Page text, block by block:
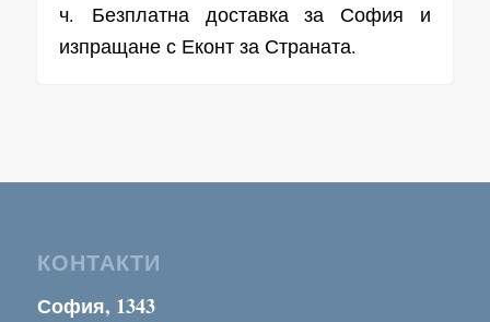
ч. Безплатна доставка за София и
изпращане с Еконт за Страната.
КОНТАКТИ
София, 1343